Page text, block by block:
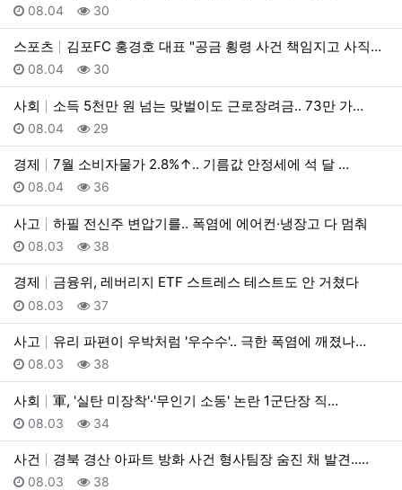
등록일
08.04 조회
30
스포츠 김포FC 홍경호 대표 "공금 횡령 사건 책임지고 사직서…
등록일
08.04 조회
30
사회 소득 5천만 원 넘는 맞벌이도 근로장려금.. 73만 가…
등록일
08.04 조회
29
경제 7월 소비자물가 2.8%↑.. 기름값 안정세에 석 달 …
등록일
08.04 조회
36
사고 하필 전신주 변압기를.. 폭염에 에어컨·냉장고 다 멈춰
등록일
08.03 조회
38
경제 금융위, 레버리지 ETF 스트레스 테스트도 안 거쳤다
등록일
08.03 조회
37
사고 유리 파편이 우박처럼 '우수수'.. 극한 폭염에 깨졌나…
등록일
08.03 조회
38
사회 軍, '실탄 미장착'·'무인기 소동' 논란 1군단장 직…
등록일
08.03 조회
34
사건 경북 경산 아파트 방화 사건 형사팀장 숨진 채 발견..…
등록일
08.03 조회
38